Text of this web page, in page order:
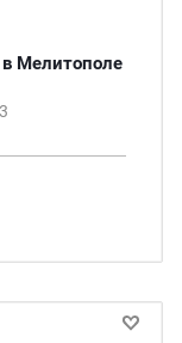
Мелитополе